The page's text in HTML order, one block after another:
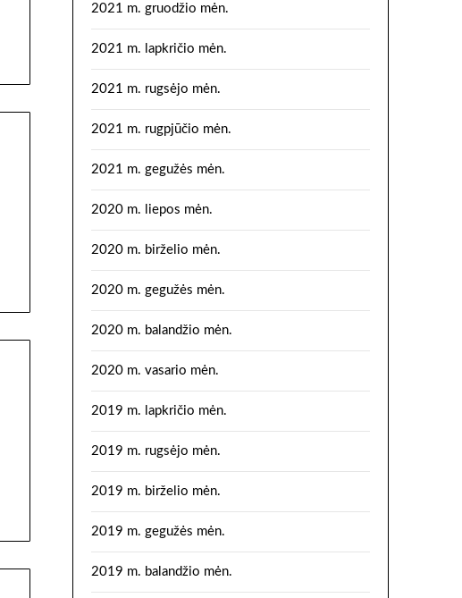
2021 m. gruodžio mėn.
2021 m. lapkričio mėn.
2021 m. rugsėjo mėn.
2021 m. rugpjūčio mėn.
2021 m. gegužės mėn.
2020 m. liepos mėn.
2020 m. birželio mėn.
2020 m. gegužės mėn.
2020 m. balandžio mėn.
2020 m. vasario mėn.
2019 m. lapkričio mėn.
2019 m. rugsėjo mėn.
2019 m. birželio mėn.
2019 m. gegužės mėn.
2019 m. balandžio mėn.